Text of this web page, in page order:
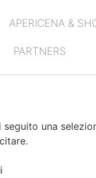
APERICENA &
PARTNERS
una